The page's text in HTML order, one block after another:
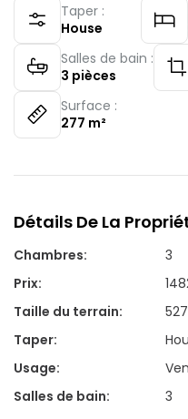
Taper :
House
Salles de bain :
3 pièces
Surface :
277 m²
Détails De La
Chambres:
3
Prix:
Taille du terrain:
Taper:
Usage:
Salles de bain: 3